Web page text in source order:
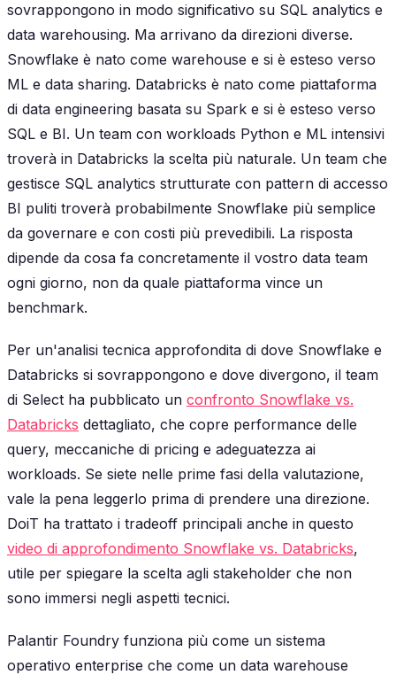
sovrappongono in modo significativo su SQL analytics e
data warehousing. Ma arrivano da direzioni diverse.
Snowflake è nato come warehouse e si è esteso verso
ML e data sharing. Databricks è nato come piattaforma
di data engineering basata su Spark e si è esteso verso
SQL e BI. Un team con workloads Python e ML intensivi
troverà in Databricks la scelta più naturale. Un team che
gestisce SQL analytics strutturate con pattern di accesso
BI puliti troverà probabilmente Snowflake più semplice
da governare e con costi più prevedibili. La risposta
dipende da cosa fa concretamente il vostro data team
ogni giorno, non da quale piattaforma vince un
benchmark.
Per un'analisi tecnica approfondita di dove Snowflake e
Databricks si sovrappongono e dove divergono, il team
di Select ha pubblicato un confronto Snowflake vs.
Databricks dettagliato, che copre performance delle
query, meccaniche di pricing e adeguatezza ai
workloads. Se siete nelle prime fasi della valutazione,
vale la pena leggerlo prima di prendere una direzione.
DoiT ha trattato i tradeoff principali anche in questo
video di approfondimento Snowflake vs. Databricks,
utile per spiegare la scelta agli stakeholder che non
sono immersi negli aspetti tecnici.
Palantir Foundry funziona più come un sistema
operativo enterprise che come un data warehouse